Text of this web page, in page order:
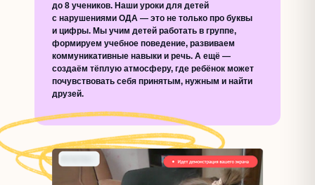
до 8 учеников. Наши уроки для детей
с нарушениями ОДА — это не только про буквы
и цифры. Мы учим детей работать в группе,
формируем учебное поведение, развиваем
коммуникативные навыки и речь. А ещё —
создаём тёплую атмосферу, где ребёнок может
почувствовать себя принятым, нужным и найти
друзей.